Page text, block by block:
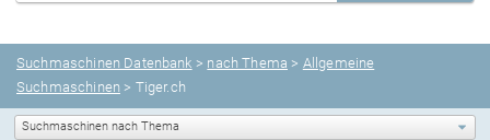
Suchmaschinen Datenbank > nach Thema > Allgemeine
Suchmaschinen > Tiger.ch